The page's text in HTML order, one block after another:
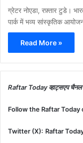
ग्रेटर नोएडा, रफ़्तार टुडे।
पार्क में भव्य सांस्कृतिक
Read More »
Raftar Today व्हाट्सएप
Follow the Raftar
Twitter (X): Raftar